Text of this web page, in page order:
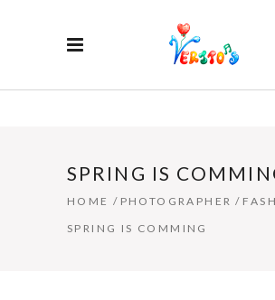
SPRING IS
HOME / PHOTOGRAPHER /
SPRING IS COMMING